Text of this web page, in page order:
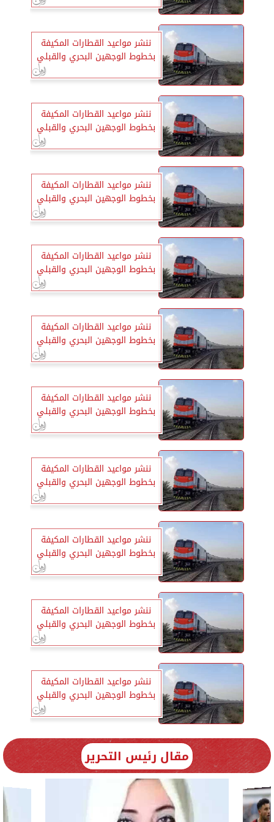
ننشر مواعيد القطارات المكيفة
بخطوط الوجهين البحري والقبلي
ننشر مواعيد القطارات المكيفة
بخطوط الوجهين البحري والقبلي
ننشر مواعيد القطارات المكيفة
بخطوط الوجهين البحري والقبلي
ننشر مواعيد القطارات المكيفة
بخطوط الوجهين البحري والقبلي
ننشر مواعيد القطارات المكيفة
بخطوط الوجهين البحري والقبلي
ننشر مواعيد القطارات المكيفة
بخطوط الوجهين البحري والقبلي
ننشر مواعيد القطارات المكيفة
بخطوط الوجهين البحري والقبلي
ننشر مواعيد القطارات المكيفة
بخطوط الوجهين البحري والقبلي
ننشر مواعيد القطارات المكيفة
بخطوط الوجهين البحري والقبلي
ننشر مواعيد القطارات المكيفة
بخطوط الوجهين البحري والقبلي
مقال رئيس التحرير